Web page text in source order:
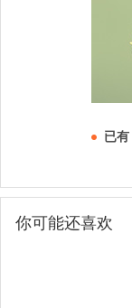
已有
你可能还喜欢